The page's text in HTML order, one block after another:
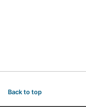
Back to top